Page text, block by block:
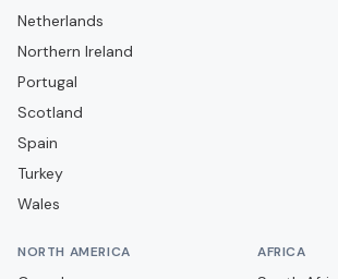
FC Sochaux-Montbéliard
FC Versailles 78
FC Villefranche Beaujolais
Netherlands
Northern Ireland
Portugal
Scotland
Spain
Turkey
Wales
NORTH AMERICA AFRICA